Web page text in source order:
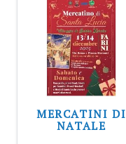
MERCATINI DI
NATALE